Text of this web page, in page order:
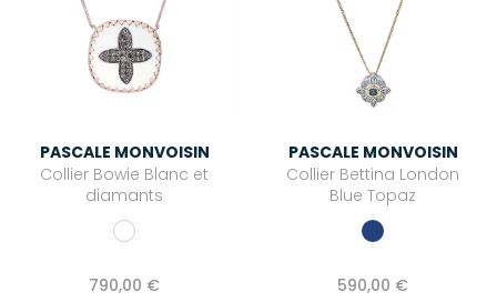
PASCALE MONVOISIN
Collier Bowie Blanc et
diamants
790,00 €
PASCALE MONVOISIN
Collier Bettina London
Blue Topaz
590,00 €